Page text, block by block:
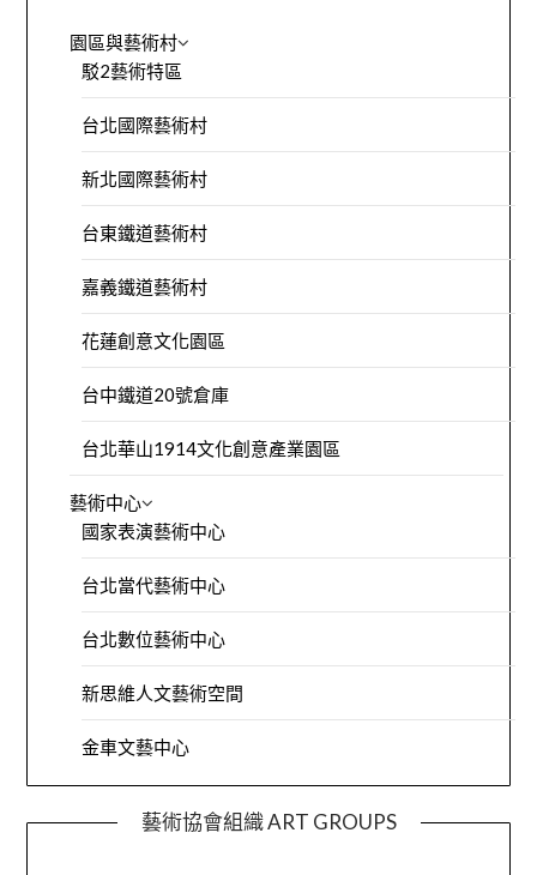
園區與藝術村
駁2藝術特區
台北國際藝術村
新北國際藝術村
台東鐵道藝術村
嘉義鐵道藝術村
花蓮創意文化園區
台中鐵道20號倉庫
台北華山1914文化創意產業園區
藝術中心
國家表演藝術中心
台北當代藝術中心
台北數位藝術中心
新思維人文藝術空間
金車文藝中心
藝術協會組織 ART GROUPS